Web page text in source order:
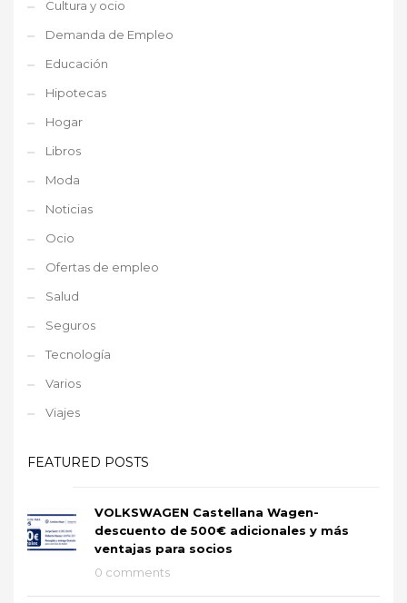
Cultura y ocio
Demanda de Empleo
Educación
Hipotecas
Hogar
Libros
Moda
Noticias
Ocio
Ofertas de empleo
Salud
Seguros
Tecnología
Varios
Viajes
FEATURED POSTS
VOLKSWAGEN Castellana Wagen-
descuento de 500€ adicionales y más
ventajas para socios
0 comments